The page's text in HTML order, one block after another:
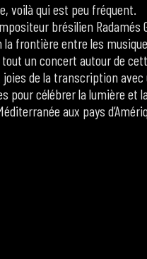
voilà qui est peu fréquent.
brésilien
frontière entre les
un concert autour de
de la transcription
pour célébrer la lumière et
aux pays